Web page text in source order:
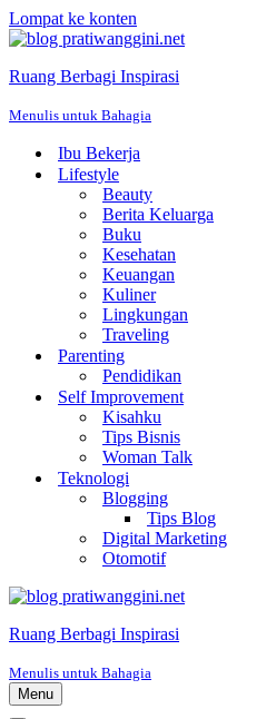
Lompat ke konten
Ruang Berbagi Inspirasi
Menulis untuk Bahagia
Ibu Bekerja
Lifestyle
Beauty
Berita Keluarga
Buku
Kesehatan
Keuangan
Kuliner
Lingkungan
Traveling
Parenting
Pendidikan
Self Improvement
Kisahku
Tips Bisnis
Woman Talk
Teknologi
Blogging
Tips Blog
Digital Marketing
Otomotif
Ruang Berbagi Inspirasi
Menulis untuk Bahagia
Menu
Menu